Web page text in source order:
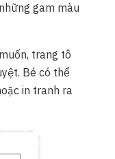
gam màu
trang tô
Bé có thể
in tranh ra